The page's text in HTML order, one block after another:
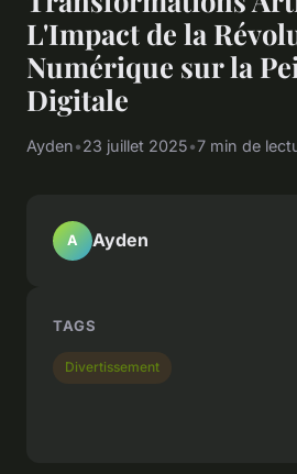
L'Impact de la
Numérique sur la
Digitale
Ayden•23 juillet 2025•7 min de
A Ayden
TAGS
Divertissement